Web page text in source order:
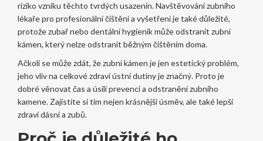
riziko vzniku těchto tvrdých usazenin. Navštěvování zubního
lékaře pro profesionální čištění a vyšetření je také důležité,
protože zubař nebo dentální hygienik může odstranit zubní
kámen, který nelze odstranit běžným čištěním doma.
Ačkoli se může zdát, že zubní kámen je jen estetický problém,
jeho vliv na celkové zdraví ústní dutiny je značný. Proto je
dobré věnovat čas a úsilí prevenci a odstranění zubního
kamene. Zajistíte si tím nejen krásnější úsměv, ale také lepší
zdraví dásní a zubů.